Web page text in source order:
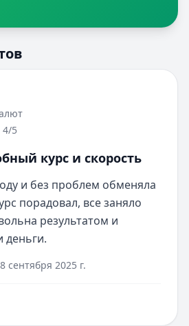
4/5
курс и скорость
и без проблем обменяла
порадовал, все заняло
результатом и
деньги.
сентября 2025 г.